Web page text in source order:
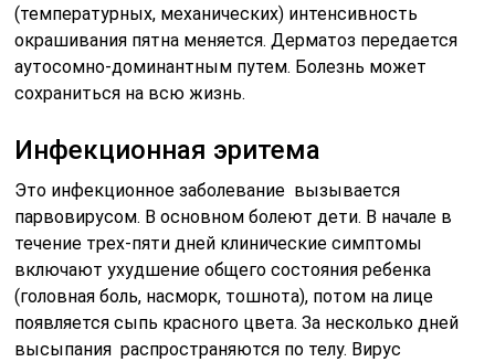
(температурных, механических) интенсивность
окрашивания пятна меняется. Дерматоз передается
аутосомно-доминантным путем. Болезнь может
сохраниться на всю жизнь.
Инфекционная эритема
Это инфекционное заболевание вызывается
парвовирусом. В основном болеют дети. В начале в
течение трех-пяти дней клинические симптомы
включают ухудшение общего состояния ребенка
(головная боль, насморк, тошнота), потом на лице
появляется сыпь красного цвета. За несколько дней
высыпания распространяются по телу. Вирус